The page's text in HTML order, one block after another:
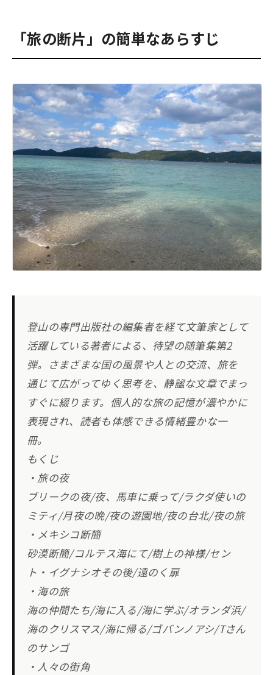
「旅の断片」の簡単なあらすじ
登山の専門出版社の編集者を経て文筆家として
活躍している著者による、待望の随筆集第2
弾。さまざまな国の風景や人との交流、旅を
通じて広がってゆく思考を、静謐な文章でまっ
すぐに綴ります。個人的な旅の記憶が濃やかに
表現され、読者も体感できる情緒豊かな一
冊。
もくじ
・旅の夜
ブリークの夜/夜、馬車に乗って/ラクダ使いの
ミティ/月夜の晩/夜の遊園地/夜の台北/夜の旅
・メキシコ断簡
砂漠断簡/コルテス海にて/樹上の神様/セン
ト・イグナシオその後/遠のく扉
・海の旅
海の仲間たち/海に入る/海に学ぶ/オランダ浜/
海のクリスマス/海に帰る/ゴバンノアシ/Tさん
のサンゴ
・人々の街角